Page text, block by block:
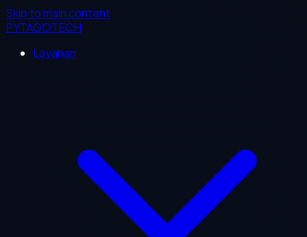
Skip to main content
PYTAGOTECH
Layanan